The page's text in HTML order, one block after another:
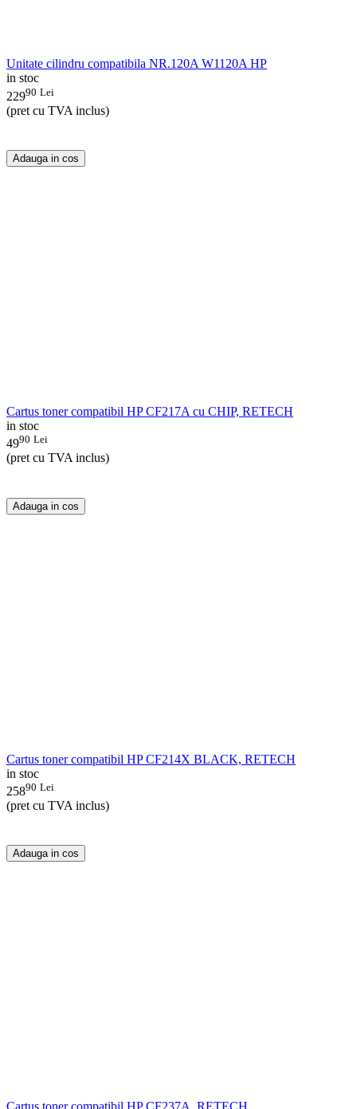
Unitate cilindru compatibila NR.120A W1120A HP
in stoc
22990 Lei
(pret cu TVA inclus)
Adauga in cos
Cartus toner compatibil HP CF217A cu CHIP, RETECH
in stoc
4990 Lei
(pret cu TVA inclus)
Adauga in cos
Cartus toner compatibil HP CF214X BLACK, RETECH
in stoc
25890 Lei
(pret cu TVA inclus)
Adauga in cos